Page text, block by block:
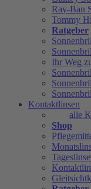
Ray-Ban
Tommy
Ratgeber
Ihr Weg
Kontaktlinsen
alle
Shop